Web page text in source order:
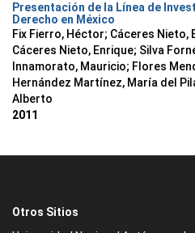
Presentación de la Línea de
Derecho en México
Fix Fierro, Héctor; Cáceres Nieto,
Cáceres Nieto, Enrique; Silva
Innamorato, Mauricio; Flores
Hernández Martínez, María del
Alberto
2011
Otros Sitios